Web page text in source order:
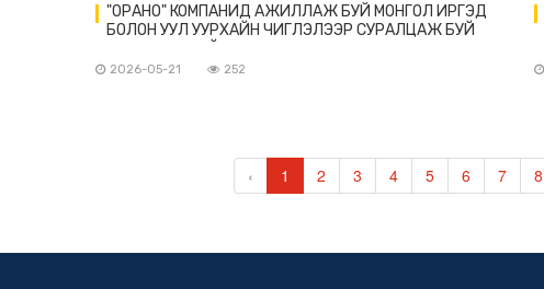
"ОРАНО" КОМПАНИД АЖИЛЛАЖ БУЙ МОНГОЛ ИРГЭД
БОЛОН УУЛ УУРХАЙН ЧИГЛЭЛЭЭР СУРАЛЦАЖ БУЙ
2026-05-21 252
‹ 1 2 3 4 5 6 7 8